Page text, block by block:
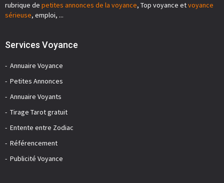
rubrique de petites annonces de la voyance, Top voyance etvoyance
sérieuse, emploi, ...
Services Voyance
Annuaire Voyance
Petites Annonces
Annuaire Voyants
Tirage Tarot gratuit
Entente entre Zodiac
Référencement
Publicité Voyance